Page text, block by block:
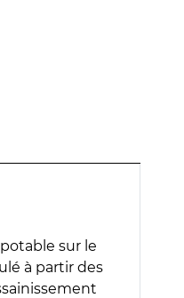
sur le
à partir des